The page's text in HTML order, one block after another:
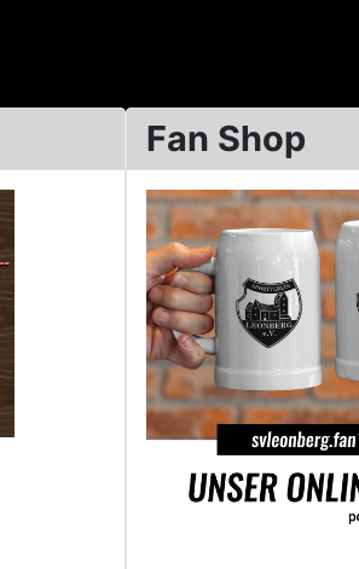
Fan Shop